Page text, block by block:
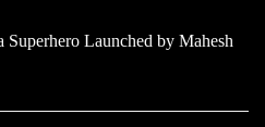
Launched by Mahesh